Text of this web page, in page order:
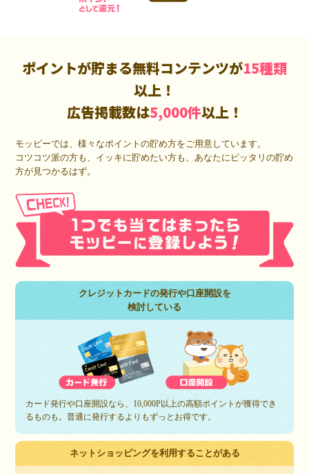
ポイントが貯まる無料コンテンツが15種類
以上！
広告掲載数は5,000件以上！
モッピーでは、様々なポイントの貯め方をご用意しています。
コツコツ派の方も、イッキに貯めたい方も、あなたにピッタリの貯め
方が見つかるはず。
クレジットカードの発行や口座開設を
検討している
カード発行や口座開設なら、10,000P以上の高額ポイントが獲得でき
るものも。普通に発行するよりもずっとお得です。
ネットショッピングを利用することがある